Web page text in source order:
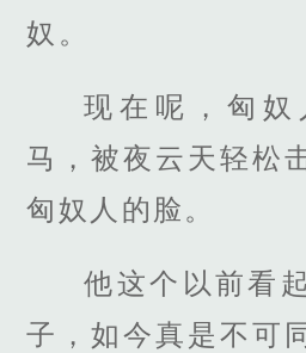
奴。
现在呢，匈奴
马，被夜云天轻松
匈奴人的脸。
他这个以前看
子，如今真是不可